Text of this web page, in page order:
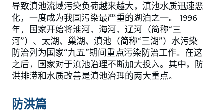
导致滇池流域污染负荷越来越大，滇池水质迅速恶
化，一度成为我国污染最严重的湖泊之一。 1996
年，国家开始将淮河、海河、辽河（简称“三
河”）、太湖、巢湖、滇池（简称“三湖”）水污染
防治列为国家“九五”期间重点污染防治工作。在这
之后，国家对于滇池治理不断加大投入。其中，防
洪排涝和水质改善是滇池治理的两大重点。
防洪篇